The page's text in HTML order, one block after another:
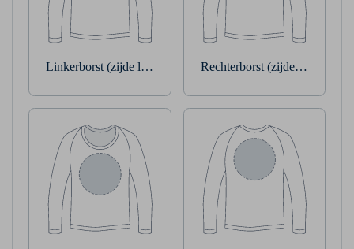
Linkerborst (zijde linkerarm) Rechterborst (zijde